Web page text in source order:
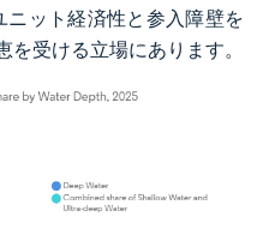
ニット経済性と参入障壁を
受ける立場にあります。